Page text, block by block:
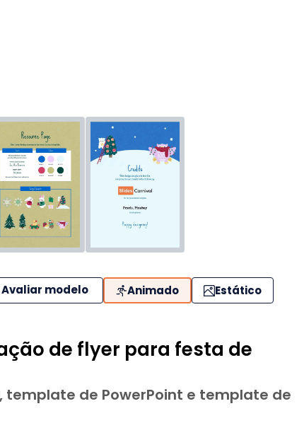
Avaliar modelo Animado Estático
de flyer para festa de
template de PowerPoint e template de